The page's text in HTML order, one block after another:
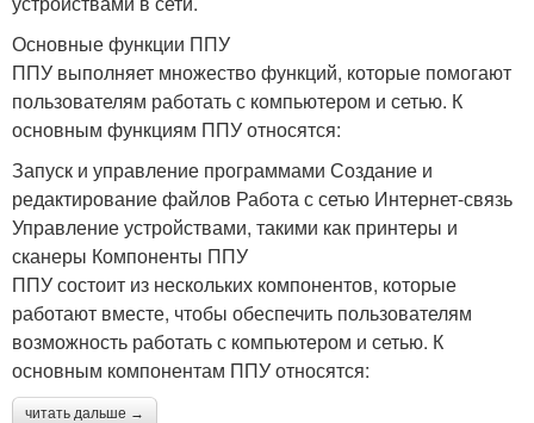
Основные функции ППУ
ППУ выполняет множество функций, которые помогают
пользователям работать с компьютером и сетью. К
основным функциям ППУ относятся:
Запуск и управление программами Создание и
редактирование файлов Работа с сетью Интернет-связь
Управление устройствами, такими как принтеры и
сканеры Компоненты ППУ
ППУ состоит из нескольких компонентов, которые
работают вместе, чтобы обеспечить пользователям
возможность работать с компьютером и сетью. К
основным компонентам ППУ относятся:
читать дальше →